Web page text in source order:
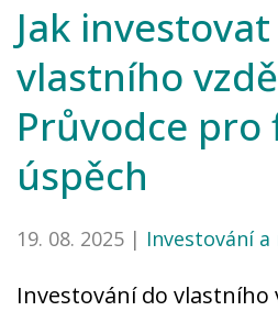
Jak
vlastního
Průvodce
úspěch
19. 08. 2025 | Investování
Investování do vlastního